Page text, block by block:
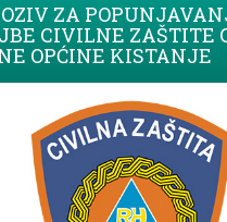
ZA
CIVILNE ZAŠTITE
OPĆINE KISTANJE